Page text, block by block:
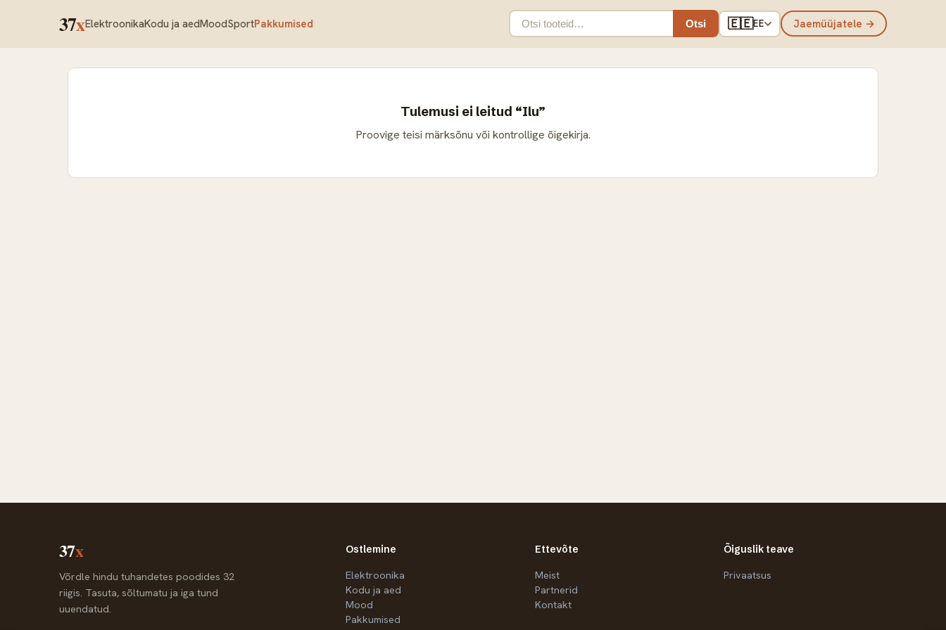
37xElektroonikaKodu ja aedMoodSportPakkumised Otsi 🇪🇪EE Jaemüüjatele →
Tulemusi ei leitud “Ilu”
Proovige teisi märksõnu või kontrollige õigekirja.
37x
Võrdle hindu tuhandetes poodides 32
riigis. Tasuta, sõltumatu ja iga tund
uuendatud.
Ostlemine
Elektroonika
Kodu ja aed
Mood
Pakkumised
Ettevõte
Meist
Partnerid
Kontakt
Õiguslik teave
Privaatsus